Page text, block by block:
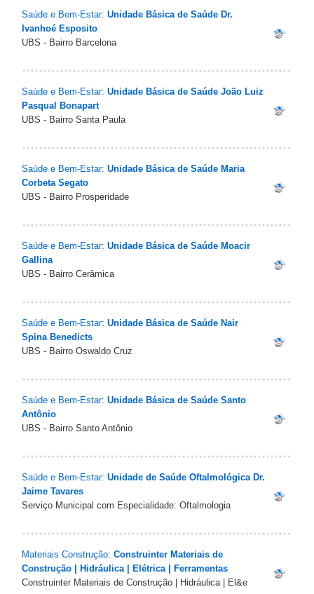
Saúde e Bem-Estar: Unidade Básica de Saúde Dr.
Ivanhoé Esposito
UBS - Bairro Barcelona
Saúde e Bem-Estar: Unidade Básica de Saúde João Luiz
Pasqual Bonapart
UBS - Bairro Santa Paula
Saúde e Bem-Estar: Unidade Básica de Saúde Maria
Corbeta Segato
UBS - Bairro Prosperidade
Saúde e Bem-Estar: Unidade Básica de Saúde Moacir
Gallina
UBS - Bairro Cerâmica
Saúde e Bem-Estar: Unidade Básica de Saúde Nair
Spina Benedicts
UBS - Bairro Oswaldo Cruz
Saúde e Bem-Estar: Unidade Básica de Saúde Santo
Antônio
UBS - Bairro Santo Antônio
Saúde e Bem-Estar: Unidade de Saúde Oftalmológica Dr.
Jaime Tavares
Serviço Municipal com Especialidade: Oftalmologia
Materiais Construção: Construinter Materiais de
Construção | Hidráulica | Elétrica | Ferramentas
Construinter Materiais de Construção | Hidráulica | El&e